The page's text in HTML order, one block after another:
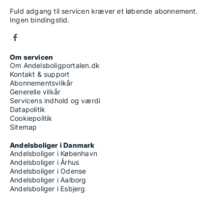
Fuld adgang til servicen kræver et løbende abonnement.
Ingen bindingstid.
Om servicen
Om Andelsboligportalen.dk
Kontakt & support
Abonnementsvilkår
Generelle vilkår
Servicens indhold og værdi
Datapolitik
Cookiepolitik
Sitemap
Andelsboliger i Danmark
Andelsboliger i København
Andelsboliger i Århus
Andelsboliger i Odense
Andelsboliger i Aalborg
Andelsboliger i Esbjerg